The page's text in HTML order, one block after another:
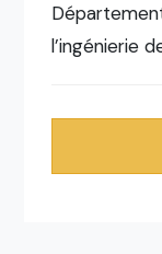
l’ingénierie